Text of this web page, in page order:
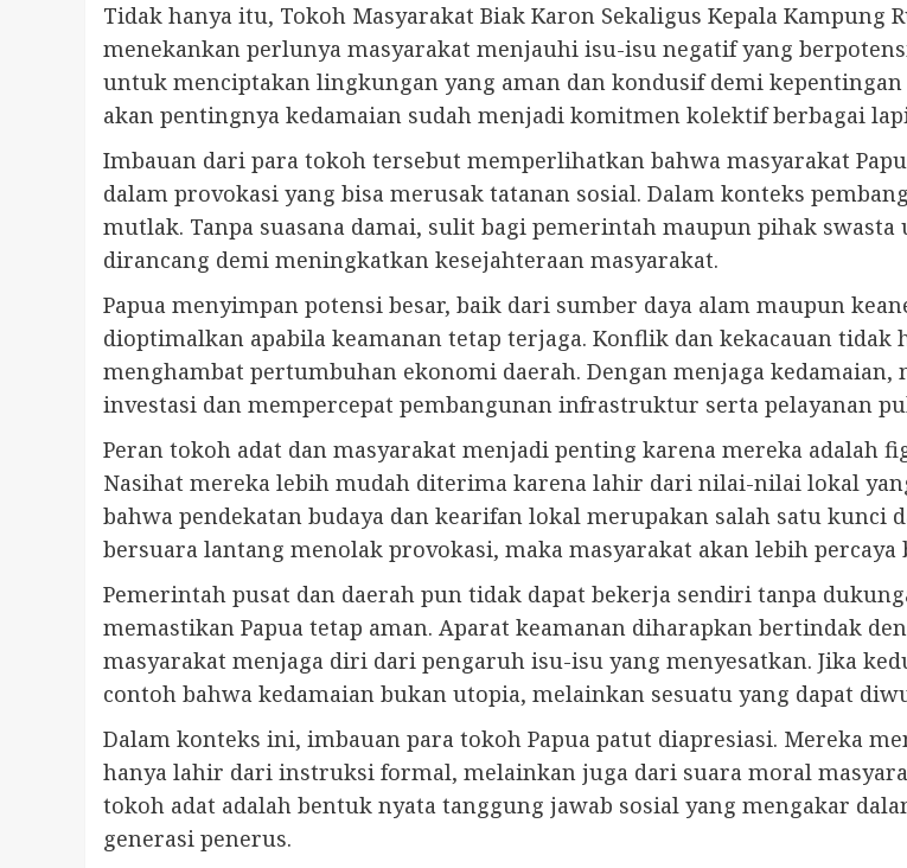
Tidak hanya itu, Tokoh Masyarakat Biak Karon Sekaligus Kepala Kampung
menekankan perlunya masyarakat menjauhi isu-isu negatif yang
untuk menciptakan lingkungan yang aman dan kondusif demi
akan pentingnya kedamaian sudah menjadi komitmen kolektif berbagai
Imbauan dari para tokoh tersebut memperlihatkan bahwa masyarakat
dalam provokasi yang bisa merusak tatanan sosial. Dalam konteks
mutlak. Tanpa suasana damai, sulit bagi pemerintah maupun pihak
dirancang demi meningkatkan kesejahteraan masyarakat.
Papua menyimpan potensi besar, baik dari sumber daya alam maupun
dioptimalkan apabila keamanan tetap terjaga. Konflik dan kekacauan
menghambat pertumbuhan ekonomi daerah. Dengan menjaga
investasi dan mempercepat pembangunan infrastruktur serta pelayanan
Peran tokoh adat dan masyarakat menjadi penting karena mereka adalah
Nasihat mereka lebih mudah diterima karena lahir dari nilai-nilai lokal
bahwa pendekatan budaya dan kearifan lokal merupakan salah satu kunci
bersuara lantang menolak provokasi, maka masyarakat akan lebih
Pemerintah pusat dan daerah pun tidak dapat bekerja sendiri tanpa
memastikan Papua tetap aman. Aparat keamanan diharapkan bertindak
masyarakat menjaga diri dari pengaruh isu-isu yang menyesatkan. Jika
contoh bahwa kedamaian bukan utopia, melainkan sesuatu yang dapat
Dalam konteks ini, imbauan para tokoh Papua patut diapresiasi. Mereka
hanya lahir dari instruksi formal, melainkan juga dari suara moral
tokoh adat adalah bentuk nyata tanggung jawab sosial yang mengakar
generasi penerus.